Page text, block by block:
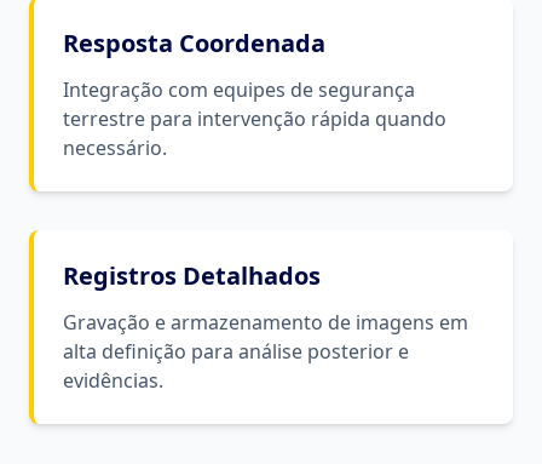
Resposta Coordenada
Integração com equipes de segurança
terrestre para intervenção rápida quando
necessário.
Registros Detalhados
Gravação e armazenamento de imagens em
alta definição para análise posterior e
evidências.